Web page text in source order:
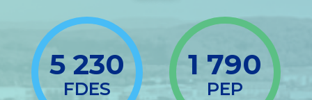
5 230
FDES
1 790
PEP